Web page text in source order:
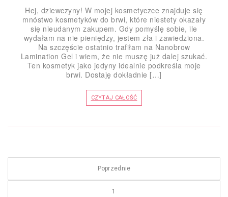
Hej, dziewczyny! W mojej kosmetyczce znajduje się
mnóstwo kosmetyków do brwi, które niestety okazały
się nieudanym zakupem. Gdy pomyślę sobie, ile
wydałam na nie pieniędzy, jestem zła i zawiedziona.
Na szczęście ostatnio trafiłam na Nanobrow
Lamination Gel i wiem, że nie muszę już dalej szukać.
Ten kosmetyk jako jedyny idealnie podkreśla moje
brwi. Dostaję dokładnie […]
CZYTAJ CAŁOŚĆ
Nawigacja po wpisach
Poprzednie
Page
1